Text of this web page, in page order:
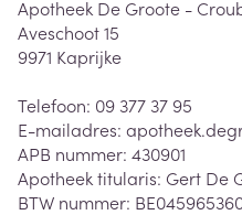
Apotheek De Groote -
Aveschoot 15
9971 Kaprijke
Telefoon: 09 377 37 95
E-mailadres:
APB nummer: 430901
Apotheek titularis: Gert De
BTW nummer: